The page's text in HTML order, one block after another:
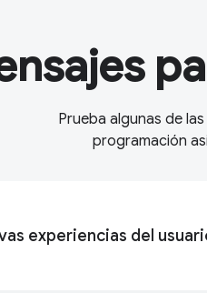
Prueba algunas de
programación
experiencias del